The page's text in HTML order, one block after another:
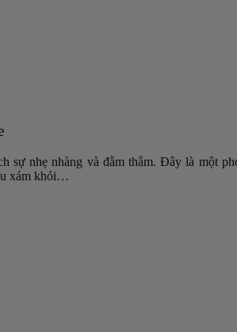
nhẹ nhàng và đằm thắm. Đây là một
xám khói…